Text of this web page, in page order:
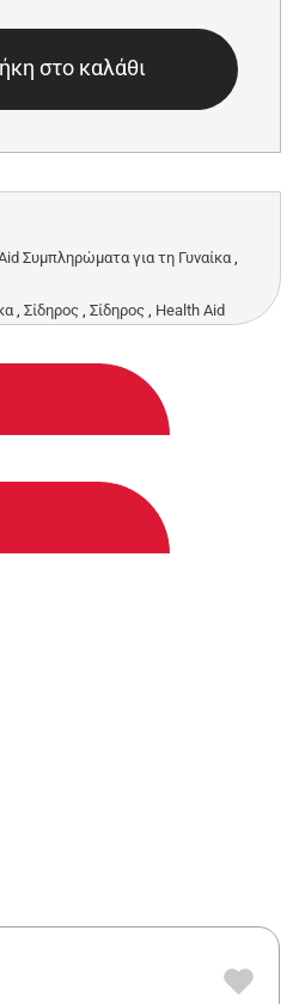
στο καλάθι
Συμπληρώματα για τη Γυναίκα,
, Σίδηρος, Σίδηρος, Health Aid